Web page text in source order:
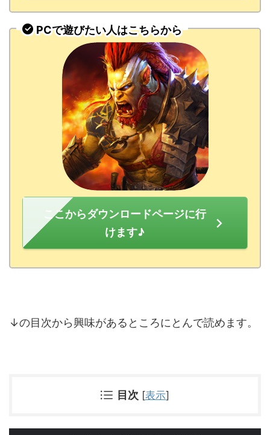
PCで遊びたい人はこちらから
ここからダウンロードページに行
けます♪
↓の目次から興味があるところにとんで読めます。
目次 [表示]